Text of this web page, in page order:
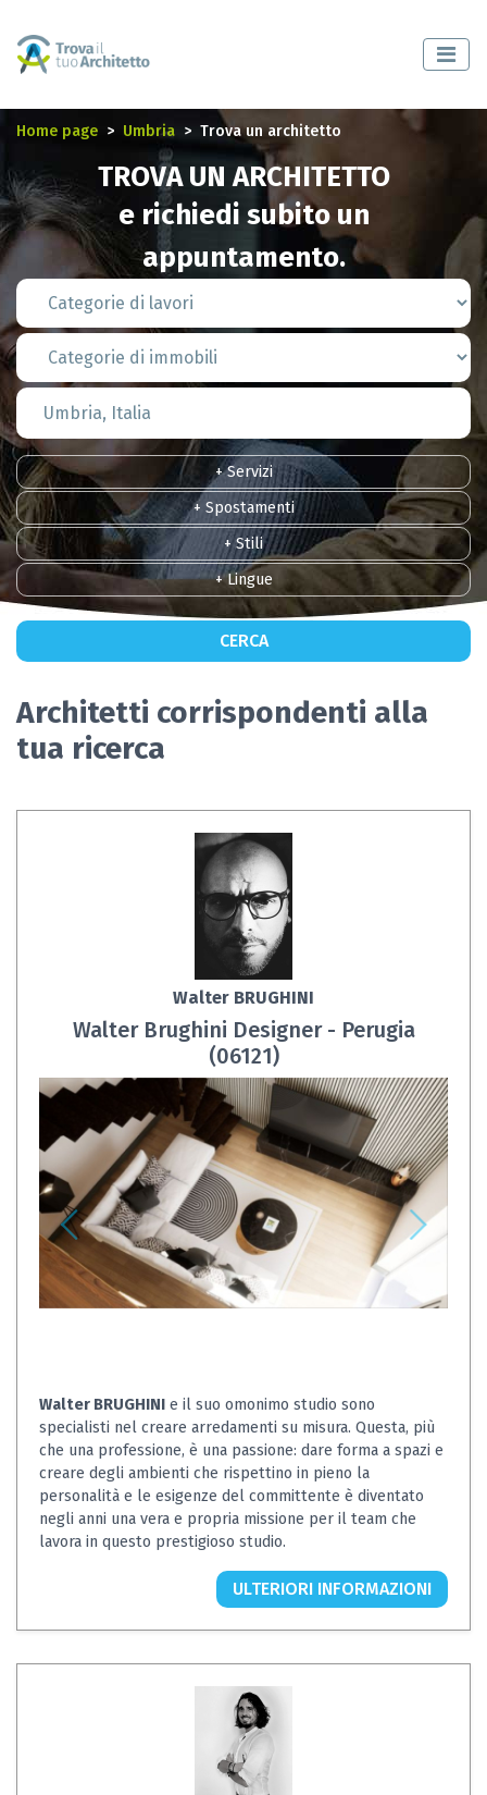
Home page Umbria Trova un architetto
TROVA UN ARCHITETTO
e richiedi subito un
appuntamento.
+ Servizi
+ Spostamenti
+ Stili
+ Lingue
CERCA
Architetti corrispondenti alla
tua ricerca
Walter BRUGHINI
Walter Brughini Designer - Perugia
(06121)
Walter BRUGHINI e il suo omonimo studio sono
specialisti nel creare arredamenti su misura. Questa, più
che una professione, è una passione: dare forma a spazi e
creare degli ambienti che rispettino in pieno la
personalità e le esigenze del committente è diventato
negli anni una vera e propria missione per il team che
lavora in questo prestigioso studio.
ULTERIORI INFORMAZIONI